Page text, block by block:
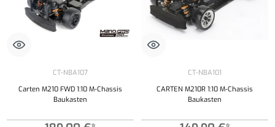
CT-NBA107
Carten M210 FWD 1:10 M-Chassis
Baukasten
CT-NBA101
CARTEN M210R 1:10 M-Chassis
Baukasten